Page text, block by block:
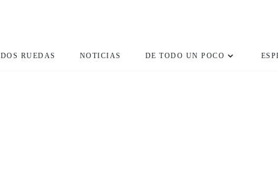
DOS RUEDAS NOTICIAS DE TODO UN POCO